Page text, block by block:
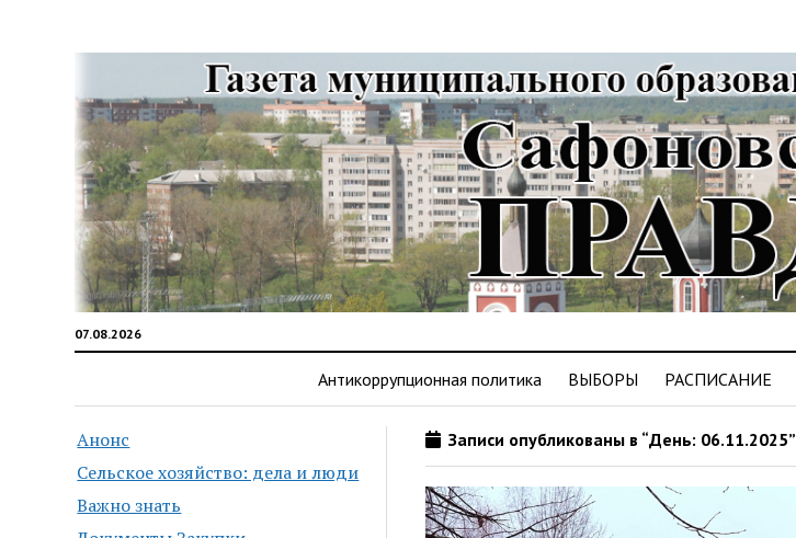
07.08.2026
Антикоррупционная политика ВЫБОРЫ РАСПИСАНИЕ
Анонс
Сельское хозяйство: дела и люди
Важно знать
Записи опубликованы в “День: 06.11.2025”